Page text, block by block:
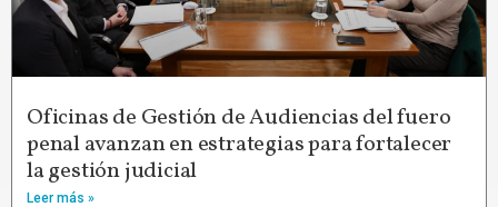
Oficinas de Gestión de Audiencias del fuero
penal avanzan en estrategias para fortalecer
la gestión judicial
Leer más »